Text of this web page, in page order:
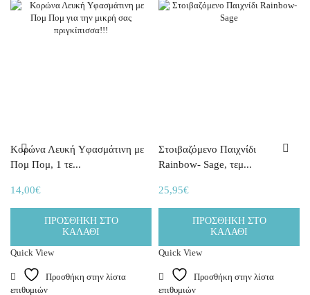
Κορώνα Λευκή Yφασμάτινη με
Πομ Πομ, 1 τε...
14,00€
ΠΡΟΣΘΉΚΗ ΣΤΟ
ΚΑΛΆΘΙ
Quick View
Προσθήκη στην λίστα
επιθυμιών
Στοιβαζόμενο Παιχνίδι
Rainbow- Sage, τεμ...
25,95€
ΠΡΟΣΘΉΚΗ ΣΤΟ
ΚΑΛΆΘΙ
Quick View
Προσθήκη στην λίστα
επιθυμιών